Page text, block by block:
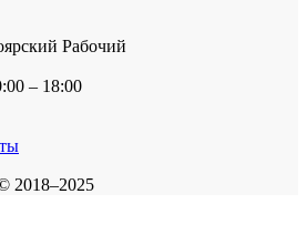
Рабочий
– 18:00
2018–2025